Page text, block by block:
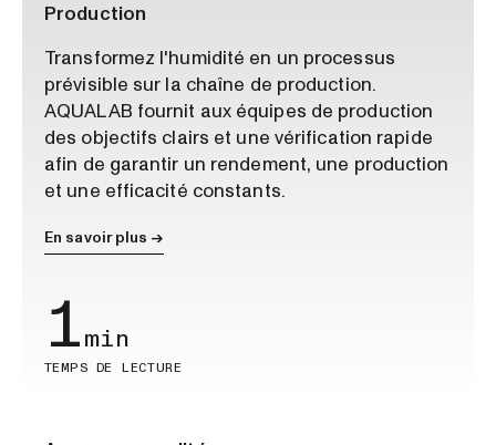
Production
Transformez l'humidité en un processus
prévisible sur la chaîne de production.
AQUALAB fournit aux équipes de production
des objectifs clairs et une vérification rapide
afin de garantir un rendement, une production
et une efficacité constants.
En savoir plus →
1min
TEMPS DE LECTURE